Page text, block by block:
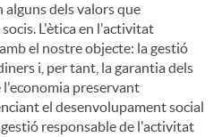
dels valors que
L'ètica en l'activitat
el nostre objecte: la gestió
i, per tant, la garantia dels
preservant
el desenvolupament social
responsable de l'activitat